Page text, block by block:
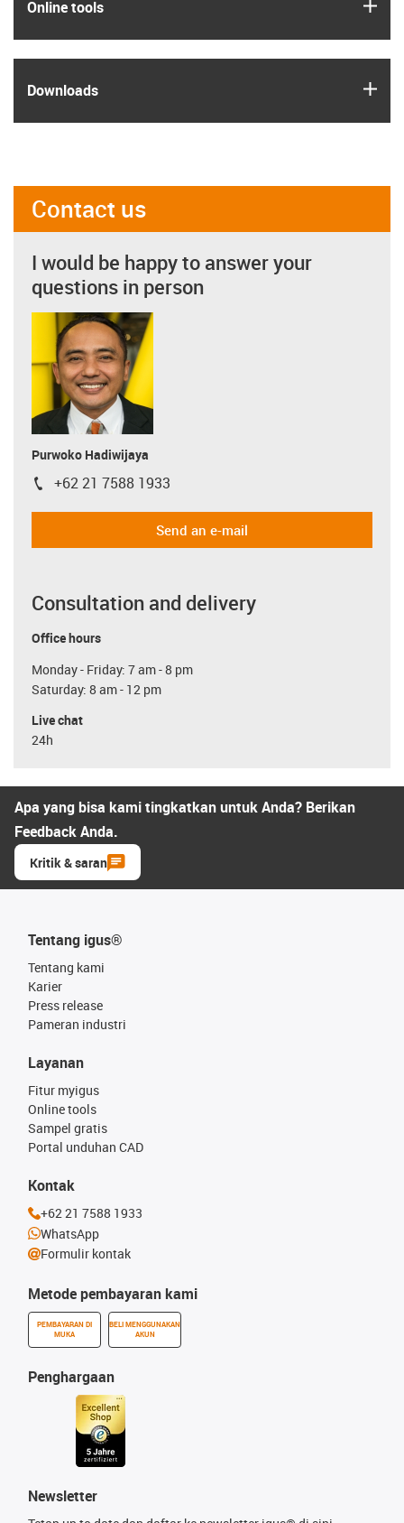
Online tools
Downloads
Contact us
I would be happy to answer your
questions in person
Purwoko Hadiwijaya
igus-icon-phone
+62 21 7588 1933
Send an e-mail
Consultation and delivery
Office hours
Monday - Friday: 7 am - 8 pm
Saturday: 8 am - 12 pm
Live chat
24h
Apa yang bisa kami tingkatkan untuk Anda? Berikan
Feedback Anda.
Kritik & saran
Tentang igus®
Tentang kami
Karier
Press release
Pameran industri
Metode pembayaran kami
PEMBAYARAN DI
MUKA
BELI MENGGUNAKAN
AKUN
Layanan
Fitur myigus
Online tools
Sampel gratis
Portal unduhan CAD
Penghargaan
Newsletter
Kontak
+62 21 7588 1933
WhatsApp
Formulir kontak